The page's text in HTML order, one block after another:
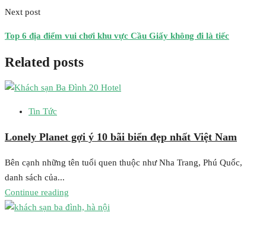
Next post
Top 6 địa điểm vui chơi khu vực Cầu Giấy không đi là tiếc
Related posts
Tin Tức
Lonely Planet gợi ý 10 bãi biển đẹp nhất Việt Nam
Bên cạnh những tên tuổi quen thuộc như Nha Trang, Phú Quốc,
danh sách của...
Continue reading